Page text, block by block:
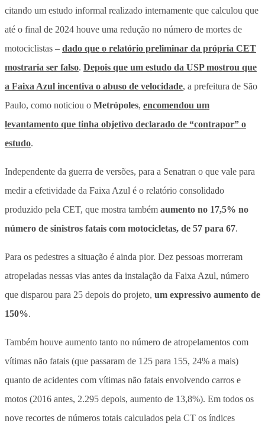
citando um estudo informal realizado internamente que calculou que
até o final de 2024 houve uma redução no número de mortes de
motociclistas – dado que o relatório preliminar da própria CET
mostraria ser falso. Depois que um estudo da USP mostrou que
a Faixa Azul incentiva o abuso de velocidade, a prefeitura de São
Paulo, como noticiou o Metrópoles, encomendou um
levantamento que tinha objetivo declarado de “contrapor” o
estudo.
Independente da guerra de versões, para a Senatran o que vale para
medir a efetividade da Faixa Azul é o relatório consolidado
produzido pela CET, que mostra também aumento no 17,5% no
número de sinistros fatais com motocicletas, de 57 para 67.
Para os pedestres a situação é ainda pior. Dez pessoas morreram
atropeladas nessas vias antes da instalação da Faixa Azul, número
que disparou para 25 depois do projeto, um expressivo aumento de
150%.
Também houve aumento tanto no número de atropelamentos com
vítimas não fatais (que passaram de 125 para 155, 24% a mais)
quanto de acidentes com vítimas não fatais envolvendo carros e
motos (2016 antes, 2.295 depois, aumento de 13,8%). Em todos os
nove recortes de números totais calculados pela CT os índices